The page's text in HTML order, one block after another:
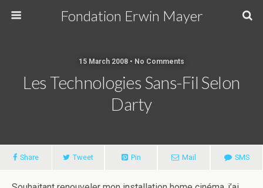
Fondation Erwin Mayer
15 March 2008 • No Comments
Les Technologies Sans-Fil Selon
Darty
Share Tweet Pin Mail SMS